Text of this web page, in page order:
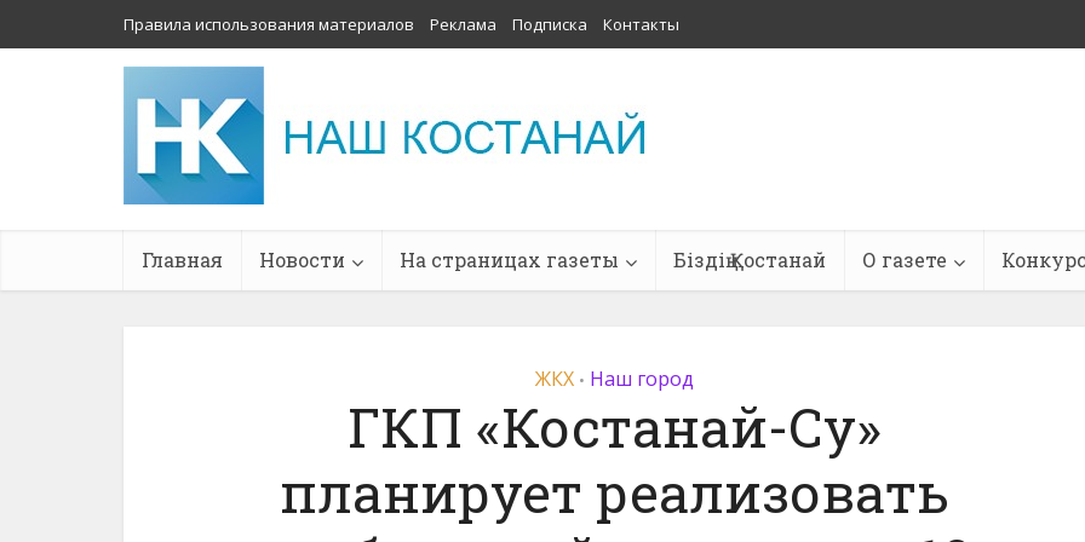
Правила использования материалов Реклама Подписка Контакты
Главная Новости На страницах газеты Біздің Қостанай О газете
ЖКХ • Наш город
ГКП «Костанай-Су»
планирует реализовать